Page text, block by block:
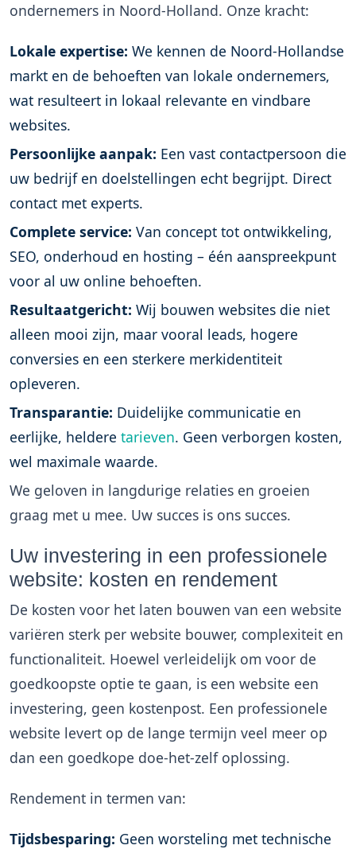
ondernemers in Noord-Holland. Onze kracht:
Lokale expertise: We kennen de Noord-Hollandse
markt en de behoeften van lokale ondernemers,
wat resulteert in lokaal relevante en vindbare
websites.
Persoonlijke aanpak: Een vast contactpersoon die
uw bedrijf en doelstellingen echt begrijpt. Direct
contact met experts.
Complete service: Van concept tot ontwikkeling,
SEO, onderhoud en hosting – één aanspreekpunt
voor al uw online behoeften.
Resultaatgericht: Wij bouwen websites die niet
alleen mooi zijn, maar vooral leads, hogere
conversies en een sterkere merkidentiteit
opleveren.
Transparantie: Duidelijke communicatie en
eerlijke, heldere tarieven. Geen verborgen kosten,
wel maximale waarde.
We geloven in langdurige relaties en groeien
graag met u mee. Uw succes is ons succes.
Uw investering in een professionele
website: kosten en rendement
De kosten voor het laten bouwen van een website
variëren sterk per website bouwer, complexiteit en
functionaliteit. Hoewel verleidelijk om voor de
goedkoopste optie te gaan, is een website een
investering, geen kostenpost. Een professionele
website levert op de lange termijn veel meer op
dan een goedkope doe-het-zelf oplossing.
Rendement in termen van:
Tijdsbesparing: Geen worsteling met technische